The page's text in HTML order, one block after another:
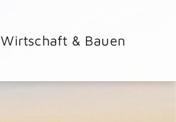
Wirtschaft & Bauen